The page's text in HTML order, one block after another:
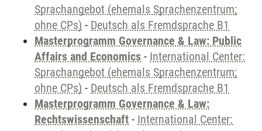
Sprachangebot (ehemals Sprachenzentrum;
ohne CPs) - Deutsch als Fremdsprache B1
Masterprogramm Governance & Law: Public
Affairs and Economics - International Center:
Sprachangebot (ehemals Sprachenzentrum;
ohne CPs) - Deutsch als Fremdsprache B1
Masterprogramm Governance & Law:
Rechtswissenschaft - International Center: